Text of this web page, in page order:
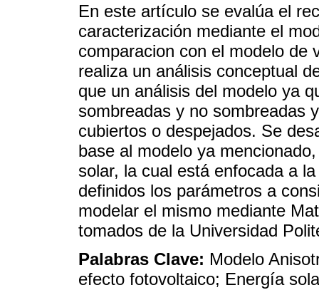
En este artículo se evalúa el
caracterización mediante el
comparacion con el modelo de
realiza un análisis conceptual
que un análisis del modelo ya
sombreadas y no sombreadas
cubiertos o despejados. Se
base al modelo ya
solar, la cual está enfocada a
definidos los parámetros a
modelar el mismo mediante
tomados de la Universidad
Palabras Clave: Modelo
efecto fotovoltaico; Energía